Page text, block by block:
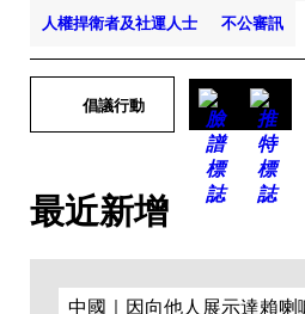
人權捍衛者及社運人士 不公審訊
倡議行動
最近新增
中國｜因向他人展示達賴喇